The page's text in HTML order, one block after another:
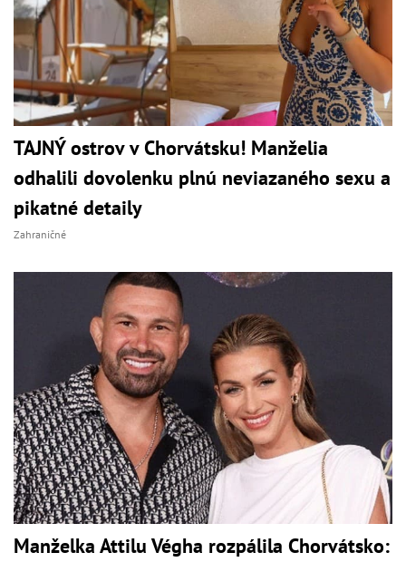
TAJNÝ ostrov v Chorvátsku! Manželia
odhalili dovolenku plnú neviazaného sexu a
pikatné detaily
Zahraničné
Manželka Attilu Végha rozpálila Chorvátsko: